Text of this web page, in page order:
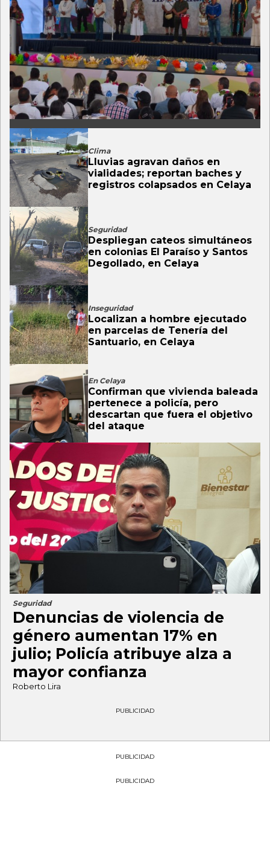
Seguridad
Denuncias de violencia de
género aumentan 17% en
julio; Policía atribuye alza a
mayor confianza
Roberto Lira
PUBLICIDAD
Clima
Lluvias agravan daños en
vialidades; reportan baches y
registros colapsados en Celaya
Seguridad
Despliegan cateos simultáneos
en colonias El Paraíso y Santos
Degollado, en Celaya
Inseguridad
Localizan a hombre ejecutado
en parcelas de Tenería del
Santuario, en Celaya
En Celaya
Confirman que vivienda baleada
pertenece a policía, pero
descartan que fuera el objetivo
del ataque
PUBLICIDAD
PUBLICIDAD